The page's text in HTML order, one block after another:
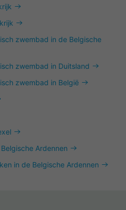
zwembad in de Belgische
zwembad in Duitsland
zwembad in België
Ardennen
in de Belgische Ardennen